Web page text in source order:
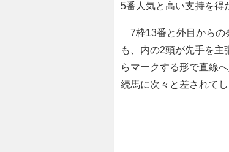
5番人気と高い支持を得
7枠13番と外目からの
も、内の2頭が先手を
らマークする形で直線
続馬に次々と差されて